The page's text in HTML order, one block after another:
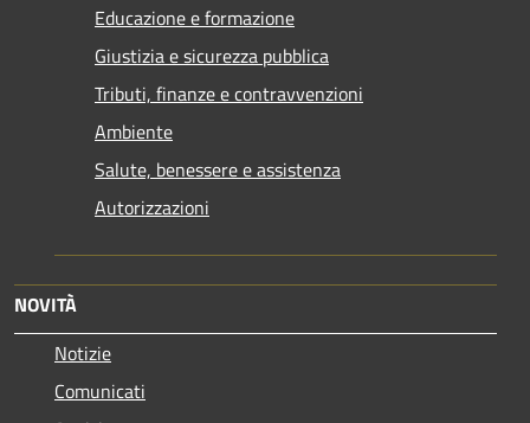
Educazione e formazione
Giustizia e sicurezza pubblica
Tributi, finanze e contravvenzioni
Ambiente
Salute, benessere e assistenza
Autorizzazioni
NOVITÀ
Notizie
Comunicati